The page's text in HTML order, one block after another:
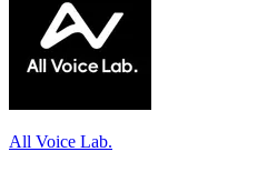
All Voice Lab.